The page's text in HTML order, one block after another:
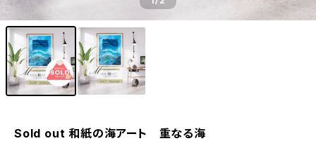
Sold out 和紙の海アート 重なる海